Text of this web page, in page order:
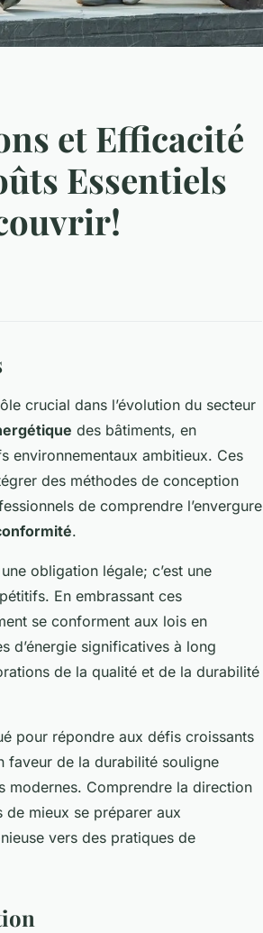
et Efficacité
Essentiels
crucial dans l’évolution du secteur
des bâtiments, en
environnementaux ambitieux. Ces
des méthodes de conception
de comprendre l’envergure
.
obligation légale; c’est une
En embrassant ces
se conforment aux lois en
d’énergie significatives à long
de la qualité et de la durabilité
pour répondre aux défis croissants
faveur de la durabilité souligne
modernes. Comprendre la direction
mieux se préparer aux
vers des pratiques de